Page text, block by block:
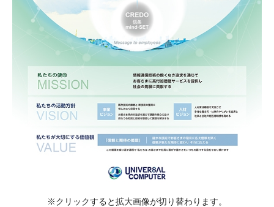
※クリックすると拡大画像が切り替わります。